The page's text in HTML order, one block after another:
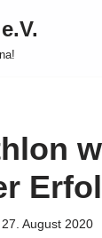
27. August 2020